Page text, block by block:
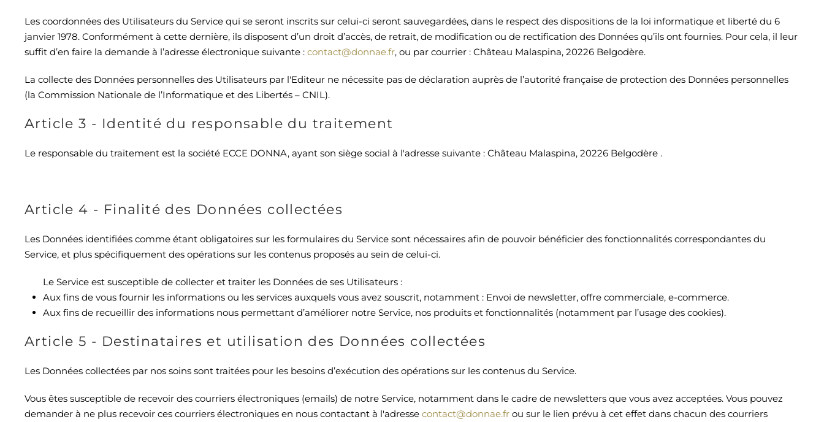
Les coordonnées des Utilisateurs du Service qui se seront inscrits sur celui-ci seront sauvegardées, dans le respect des dispositions de la loi informatique et liberté du 6
janvier 1978. Conformément à cette dernière, ils disposent d’un droit d’accès, de retrait, de modification ou de rectification des Données qu’ils ont fournies. Pour cela, il leur
suffit d’en faire la demande à l’adresse électronique suivante : contact@donnae.fr, ou par courrier : Château Malaspina, 20226 Belgodère.
La collecte des Données personnelles des Utilisateurs par l'Editeur ne nécessite pas de déclaration auprès de l’autorité française de protection des Données personnelles
(la Commission Nationale de l’Informatique et des Libertés – CNIL).
Article 3 - Identité du responsable du traitement
Le responsable du traitement est la société ECCE DONNA, ayant son siège social à l'adresse suivante : Château Malaspina, 20226 Belgodère .
Article 4 - Finalité des Données collectées
Les Données identifiées comme étant obligatoires sur les formulaires du Service sont nécessaires afin de pouvoir bénéficier des fonctionnalités correspondantes du
Service, et plus spécifiquement des opérations sur les contenus proposés au sein de celui-ci.
Le Service est susceptible de collecter et traiter les Données de ses Utilisateurs :
Aux fins de vous fournir les informations ou les services auxquels vous avez souscrit, notamment : Envoi de newsletter, offre commerciale, e-commerce.
Aux fins de recueillir des informations nous permettant d’améliorer notre Service, nos produits et fonctionnalités (notamment par l’usage des cookies).
Article 5 - Destinataires et utilisation des Données collectées
Les Données collectées par nos soins sont traitées pour les besoins d’exécution des opérations sur les contenus du Service.
Vous êtes susceptible de recevoir des courriers électroniques (emails) de notre Service, notamment dans le cadre de newsletters que vous avez acceptées. Vous pouvez
demander à ne plus recevoir ces courriers électroniques en nous contactant à l'adresse contact@donnae.fr ou sur le lien prévu à cet effet dans chacun des courriers